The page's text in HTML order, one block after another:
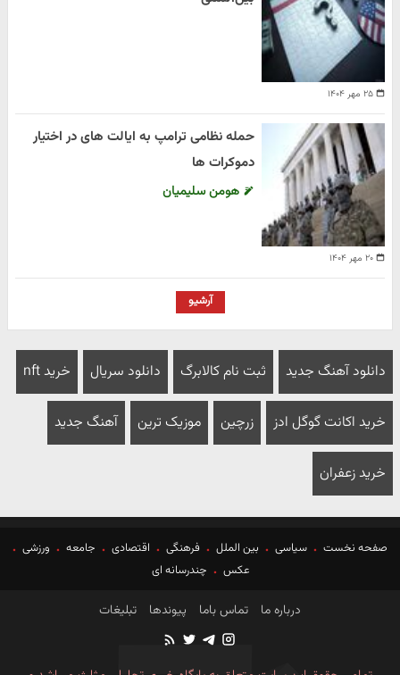
۲۵ مهر ۱۴۰۴
۲۰ مهر ۱۴۰۴
حمله نظامی ترامپ به ایالت های در اختیار
دموکرات ها
هومن سلیمیان
آرشیو
دانلود آهنگ جدید ثبت نام کالابرگ دانلود سریال خرید nft
خرید اکانت گوگل ادز زرچین موزیک ترین آهنگ جدید
خرید زعفران
صفحه نخست سیاسی بین الملل فرهنگی اقتصادی جامعه
ورزشی
عکس
چندرسانه ای
درباره ما تماس باما پیوندها تبلیغات